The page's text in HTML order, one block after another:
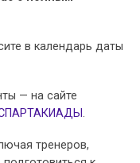
в календарь даты
— на сайте
.
тренеров,